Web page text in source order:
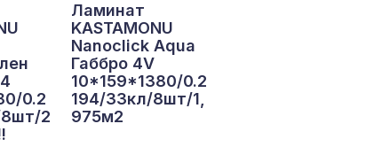
0.2
2
Ламинат
KASTAMONU
Nanoclick Aqua
Габбро 4V
10*159*1380/0.2
194/33кл/8шт/1,
975м2